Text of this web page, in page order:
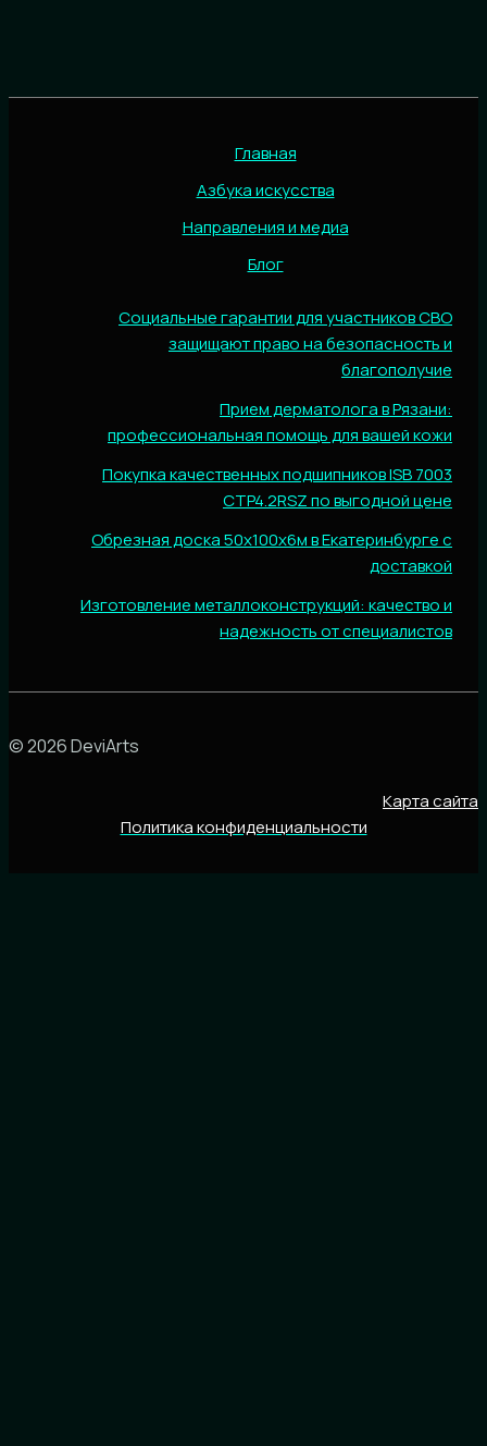
Главная
Азбука искусства
Направления и медиа
Блог
Социальные гарантии для участников СВО
защищают право на безопасность и
благополучие
Прием дерматолога в Рязани:
профессиональная помощь для вашей кожи
Покупка качественных подшипников ISB 7003
CTP4.2RSZ по выгодной цене
Обрезная доска 50х100х6м в Екатеринбурге с
доставкой
Изготовление металлоконструкций: качество и
надежность от специалистов
© 2026 DeviArts
Карта сайта
Политика конфиденциальности